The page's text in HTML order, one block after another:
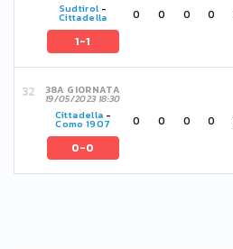
Sudtirol -
Cittadella
1-1
0 0 0 0
38A GIORNATA
19/05/2023 18:30
Cittadella -
Como 1907
0-0
0 0 0 0